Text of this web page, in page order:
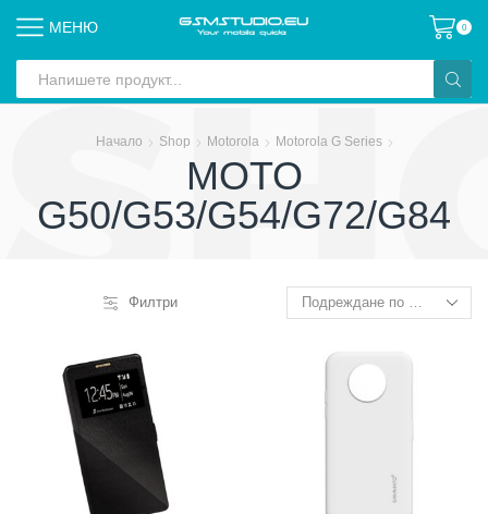
МЕНЮ 0
input
Начало Shop Motorola Motorola G Series
MOTO
G50/G53/G54/G72/G84
Филтри